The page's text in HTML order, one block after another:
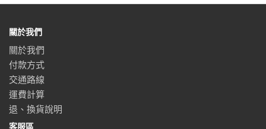
關於我們
關於我們
付款方式
交通路線
運費計算
退、換貨說明
客服區